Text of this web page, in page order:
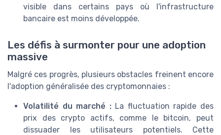
visible dans certains pays où l'infrastructure
bancaire est moins développée.
Les défis à surmonter pour une adoption
massive
Malgré ces progrès, plusieurs obstacles freinent encore
l'adoption généralisée des cryptomonnaies :
Volatilité du marché :La fluctuation rapide des
prix des crypto actifs, comme le bitcoin, peut
dissuader les utilisateurs potentiels. Cette